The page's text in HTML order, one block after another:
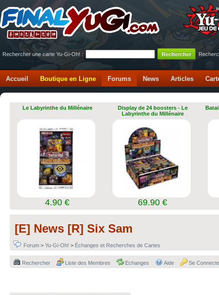
Rechercher une carte Yu-Gi-Oh! :
Accueil Boutique en Ligne Forums News Articles
Le Labyrinthe du Millénaire
4.90 €
Display de 24 boosters - Le
Labyrinthe du Millénaire
69.90 €
[E] News [R] Six Sam
Forum > Yu-Gi-Oh! > Échanges et Recherches de Cartes
Rechercher Liste des Membres Echanges Aide Se